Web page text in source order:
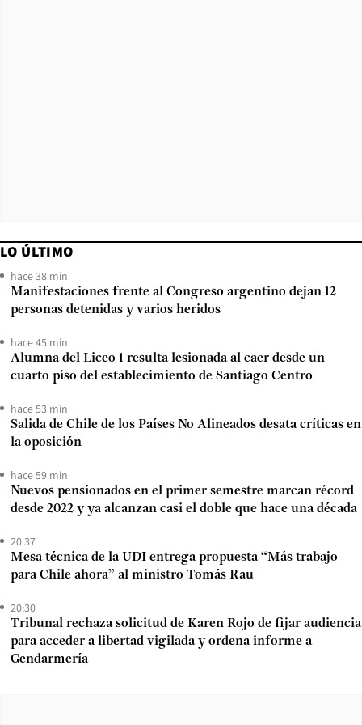
LO ÚLTIMO
hace 38 min
Manifestaciones frente al Congreso argentino dejan 12
personas detenidas y varios heridos
hace 45 min
Alumna del Liceo 1 resulta lesionada al caer desde un
cuarto piso del establecimiento de Santiago Centro
hace 53 min
Salida de Chile de los Países No Alineados desata críticas en
la oposición
hace 59 min
Nuevos pensionados en el primer semestre marcan récord
desde 2022 y ya alcanzan casi el doble que hace una década
20:37
Mesa técnica de la UDI entrega propuesta “Más trabajo
para Chile ahora” al ministro Tomás Rau
20:30
Tribunal rechaza solicitud de Karen Rojo de fijar audiencia
para acceder a libertad vigilada y ordena informe a
Gendarmería